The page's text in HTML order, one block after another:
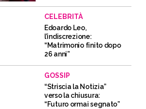
CELEBRITÀ
Edoardo Leo,
l’indiscrezione:
“Matrimonio finito dopo
26 anni”
GOSSIP
“Striscia la Notizia”
verso la chiusura:
“Futuro ormai segnato”